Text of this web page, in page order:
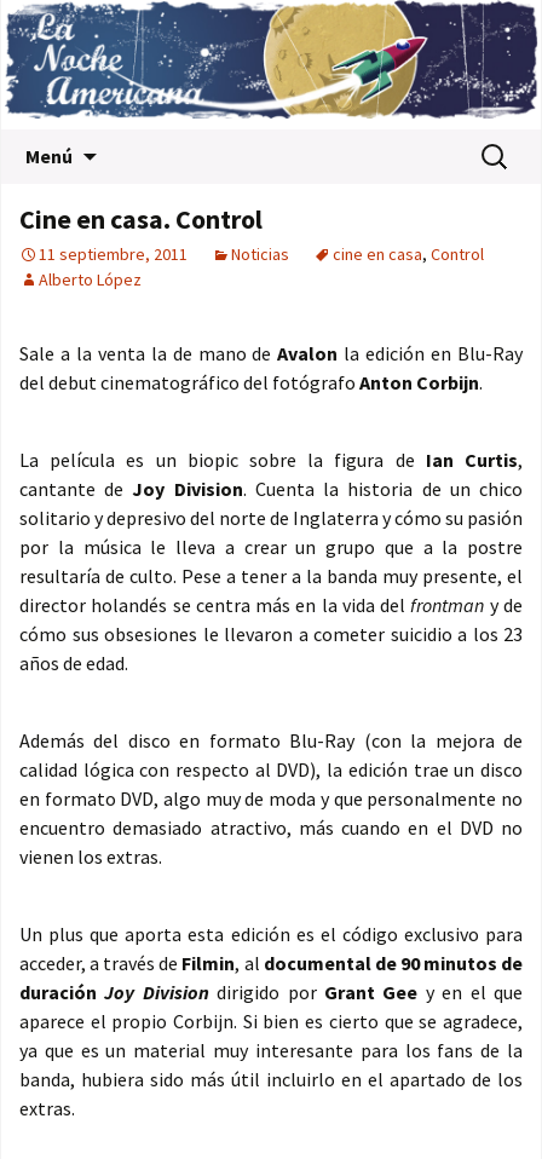
Menú Buscar:
Cine en casa. Control
11 septiembre, 2011 Noticias cine en casa, Control
Alberto López
Sale a la venta la de mano deAvalon la edición en Blu-Ray
del debut cinematográfico del fotógrafo Anton Corbijn.
La película es un biopic sobre la figura de Ian Curtis,
cantante deJoy Division. Cuenta la historia de un chico
solitario y depresivo del norte de Inglaterra y cómo su pasión
por la música le lleva a crear un grupo que a la postre
resultaría de culto. Pese a tener a la banda muy presente, el
director holandés se centra más en la vida delfrontman y de
cómo sus obsesiones le llevaron a cometer suicidio a los 23
años de edad.
Además del disco en formato Blu-Ray (con la mejora de
calidad lógica con respecto al DVD), la edición trae un disco
en formato DVD, algo muy de moda y que personalmente no
encuentro demasiado atractivo, más cuando en el DVD no
vienen los extras.
Un plus que aporta esta edición es el código exclusivo para
acceder, a través de Filmin, al documental de 90 minutos de
duración Joy Divisiondirigido por Grant Gee y en el que
aparece el propio Corbijn. Si bien es cierto que se agradece,
ya que es un material muy interesante para los fans de la
banda, hubiera sido más útil incluirlo en el apartado de los
extras.